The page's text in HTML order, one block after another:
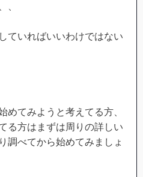
、
ていればいいわけではない
めてみようと考えてる方、
る方はまずは周りの詳しい
調べてから始めてみましょ